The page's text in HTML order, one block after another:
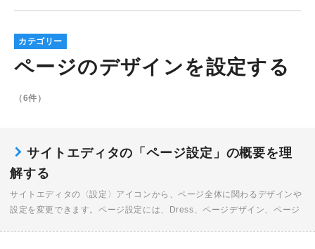
カテゴリー
ページのデザインを設定する
（6件）
サイトエディタの「ページ設定」の概要を理
解する
サイトエディタの〈設定〉アイコンから、ページ全体に関わるデザインや
設定を変更できます。ページ設定には、Dress、ページデザイン、ページ